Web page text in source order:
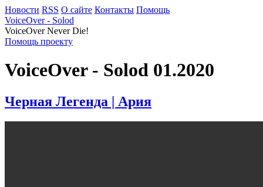
Новости RSS О сайте Контакты Помощь
VoiceOver - Solod
VoiceOver Never Die!
Помощь проекту
VoiceOver - Solod 01.2020
Черная Легенда | Ария